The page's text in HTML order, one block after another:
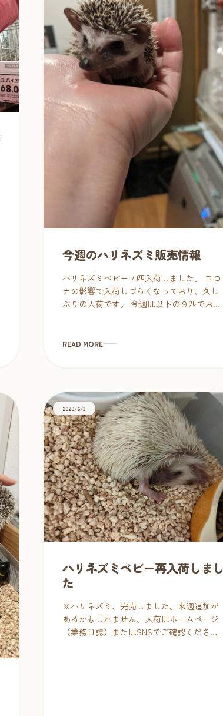
今週のハリネズミ販売情報
ハリネズミベビー７匹入荷しました。 コロ
ナの影響で入荷しづらくなっており、久し
ぶりの入荷です。 今週は以下の９匹でお迎
※ […]
READ MORE
2020/6/3
ハリネズミベビー再入荷しまし
た
※ハリネズミ、完売しました。来週追加が
あるかもしれません。入荷はホームページ
（業務日誌）またはSNSでご確認くださ